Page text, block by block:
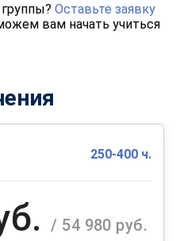
Оставьте заявку
вам начать учиться
250-400 ч.
/ 54 980 руб.